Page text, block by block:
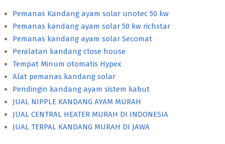
Pemanas Kandang ayam solar unotec 50 kw
Pemanas kandang ayam solar 50 kw richstar
Pemanas kandang ayam solar Secomat
Peralatan kandang close house
Tempat Minum otomatis Hypex
Alat pemanas kandang solar
Pendingin kandang ayam sistem kabut
JUAL NIPPLE KANDANG AYAM MURAH
JUAL CENTRAL HEATER MURAH DI INDONESIA
JUAL TERPAL KANDANG MURAH DI JAWA